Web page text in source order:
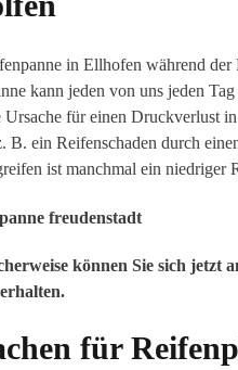
in Ellhofen während
kann jeden von uns jeden
Ursache für einen Druckverlust
B. ein Reifenschaden durch
ist manchmal ein niedriger
können Sie sich jetzt
für